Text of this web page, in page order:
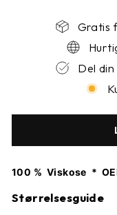
Gratis
Del
100 % Viskose *
Størrelsesguide